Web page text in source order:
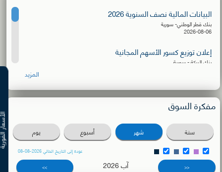
البيانات المالية نصف السنوية 2026
بنك قطر الوطني- سورية
2026-08-06
إعلان توزيع كسور الأسهم المجانية
بنك البركة - سورية
البيانات المالية نصف السنوية 2026
الشركة الأهلية للنقل
2026-08-03
دعوة للترشح لعضوية مجلس الإدارة
بنك سورية والمهجر
2026-08-02
دعوة اجتماع الهيئة العامة العادية
المزيد
مفكرة السوق
سنة شهر أسبوع يوم
عودة إلى التاريخ الحالي 2026-08-08
<<
آب 2026 >>